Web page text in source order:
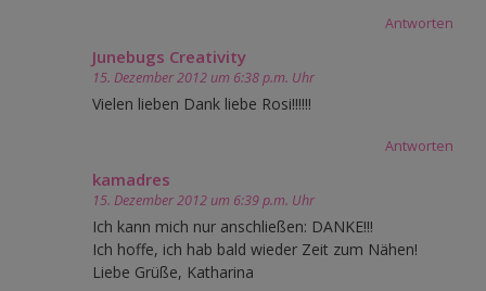
Antworten
Junebugs Creativity
15. Dezember 2012 um 6:38 p.m. Uhr
Vielen lieben Dank liebe Rosi!!!!!!
Antworten
kamadres
15. Dezember 2012 um 6:39 p.m. Uhr
Ich kann mich nur anschließen: DANKE!!!
Ich hoffe, ich hab bald wieder Zeit zum Nähen!
Liebe Grüße, Katharina